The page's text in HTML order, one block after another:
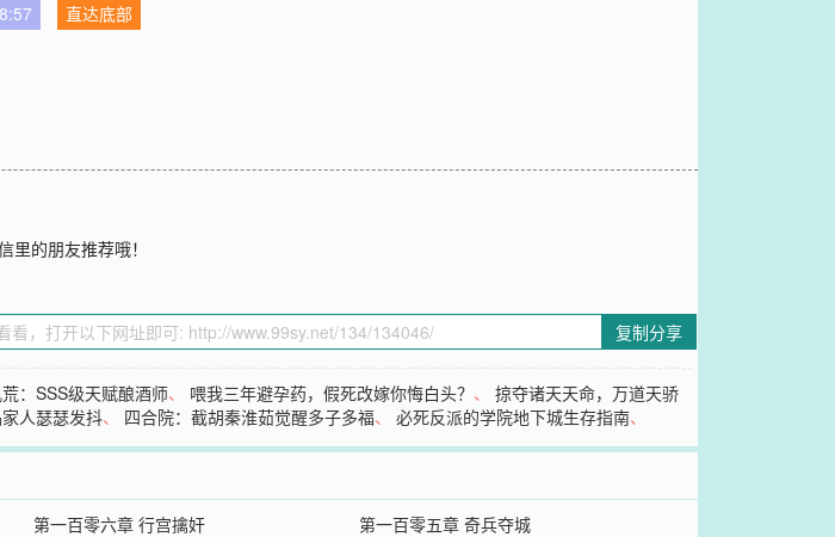
直达底部
的朋友推荐哦！
复制分享
：SSS级天赋酿酒师、 喂我三年避孕药，假死改嫁你悔白头？ 、掠夺诸天天命，万道天骄
人瑟瑟发抖、 四合院：截胡秦淮茹觉醒多子多福、必死反派的学院地下城生存指南、
第一百零六章 行宫擒奸
第一百零五章 奇兵夺城